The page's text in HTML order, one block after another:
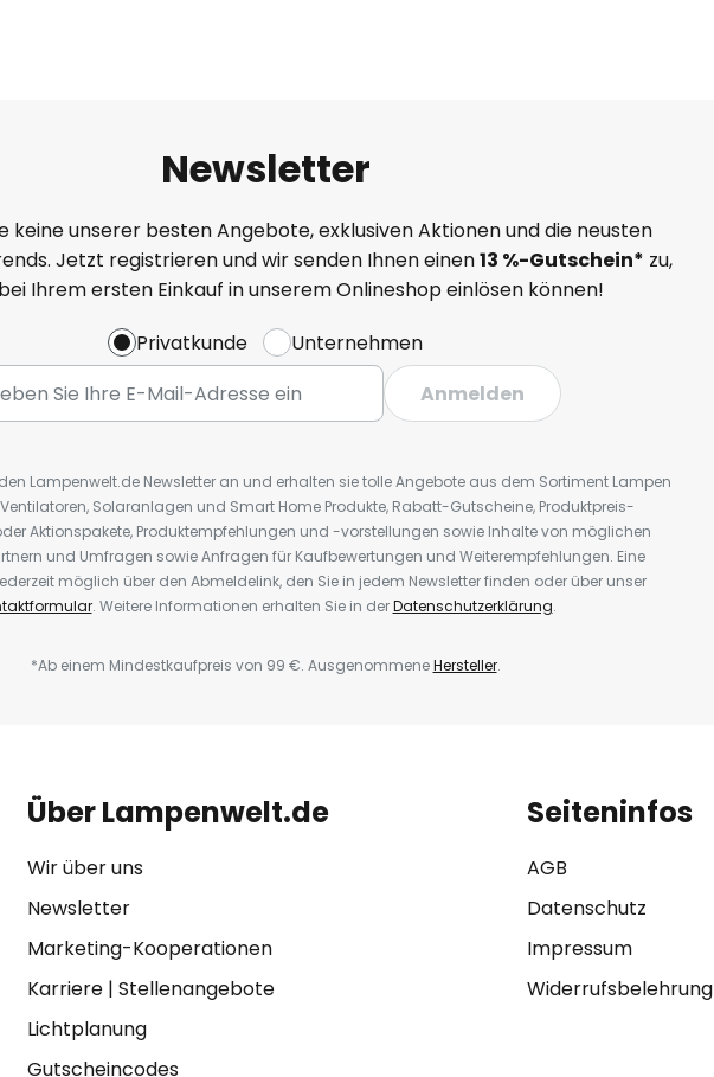
Newsletter
keine unserer besten Angebote, exklusiven Aktionen und die neusten
Jetzt registrieren und wir senden Ihnen einen13 %-Gutschein* zu,
Ihrem ersten Einkauf in unserem Onlineshop einlösen können!
Privatkunde
Unternehmen
Anmelden
Lampenwelt.de Newsletter an und erhalten sie tolle Angebote aus dem Sortiment Lampen
Solaranlagen und Smart Home Produkte, Rabatt-Gutscheine, Produktpreis-
Aktionspakete, Produktempfehlungen und -vorstellungen sowie Inhalte von möglichen
und Umfragen sowie Anfragen für Kaufbewertungen und Weiterempfehlungen. Eine
möglich über den Abmeldelink, den Sie in jedem Newsletter finden oder über unser
. Weitere Informationen erhalten Sie in derDatenschutzerklärung.
*Ab einem Mindestkaufpreis von 99 €. AusgenommeneHersteller.
Über Lampenwelt.de
Wir über uns
Newsletter
Marketing-Kooperationen
Karriere| Stellenangebote
Lichtplanung
Gutscheincodes
Seiteninfos
AGB
Datenschutz
Impressum
Widerrufsbelehrung